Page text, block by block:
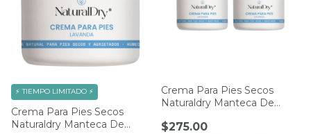
Crema Para Pies Secos
Naturaldry Manteca De
⚡ TIEMPO LIMITADO ⚡
Crema Para Pies Secos
Naturaldry Manteca De
$275.00